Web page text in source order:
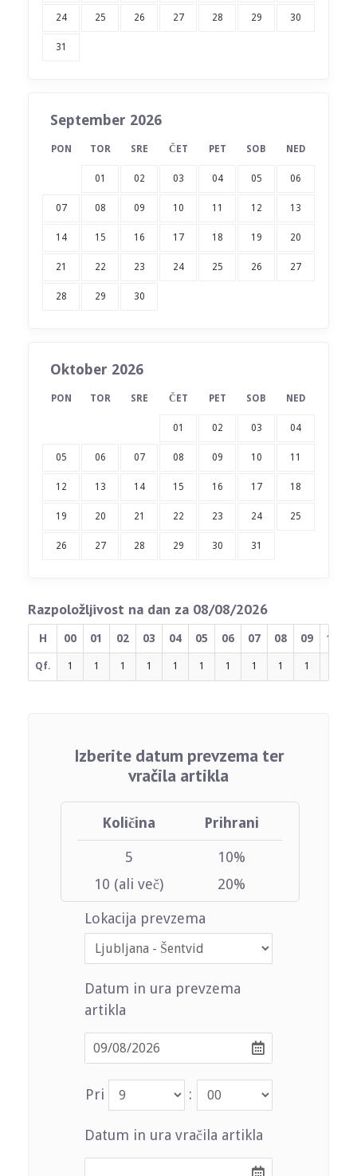
24 25 26 27 28 29 30
31
September 2026
PON TOR SRE ČET PET SOB NED
01 02 03 04 05 06
07 08 09 10 11 12 13
14 15 16 17 18 19 20
21 22 23 24 25 26 27
28 29 30
Oktober 2026
PON TOR SRE ČET PET SOB NED
01 02 03 04
05 06 07 08 09 10 11
12 13 14 15 16 17 18
19 20 21 22 23 24 25
26 27 28 29 30 31
Razpoložljivost na dan za 08/08/2026
H 00 01 02 03 04 05 06 07 08 09 10
Qf. 1 1 1 1 1 1 1 1 1 1
Izberite datum prevzema ter
vračila artikla
Količina Prihrani
5
10%
10 (ali več)
20%
Lokacija prevzema
Datum in ura prevzema
artikla
Pri :
Datum in ura vračila artikla